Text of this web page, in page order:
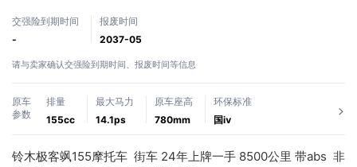
交强险到期时间
-
报废时间
2037-05
请与卖家确认交强险到期时间、报废时间等信息
原车
参数
排量
155cc
最大马力
14.1ps
原车座高
780mm
环保标准
国ⅳ
铃木极客飒155摩托车  街车 24年上牌一手 8500公里 带abs  非